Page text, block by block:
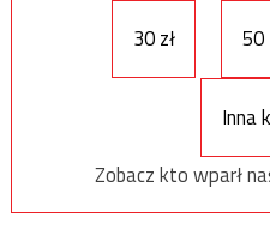
30 zł
50
Inna
Zobacz kto wparł